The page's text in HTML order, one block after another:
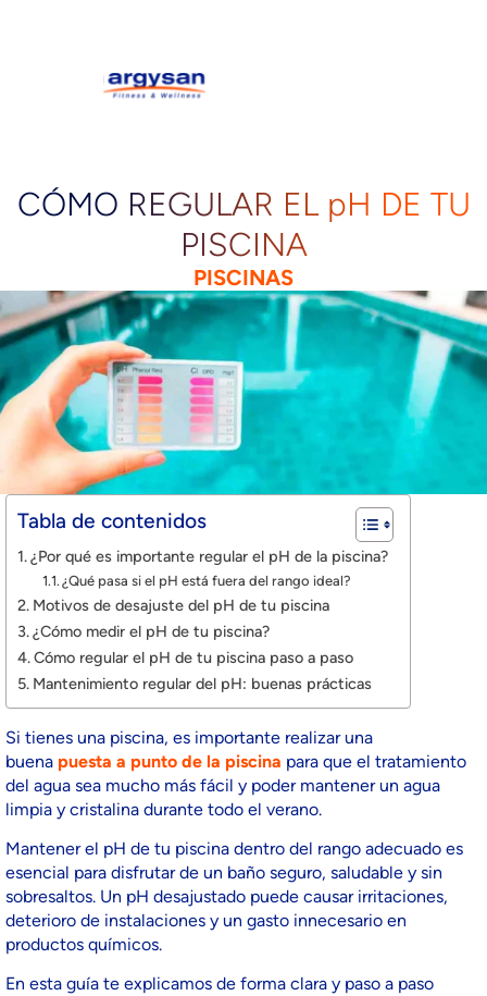
CÓMO REGULAR EL pH DE TU
PISCINA
PISCINAS
Tabla de contenidos
¿Por qué es importante regular el pH de la piscina?
¿Qué pasa si el pH está fuera del rango ideal?
Motivos de desajuste del pH de tu piscina
¿Cómo medir el pH de tu piscina?
Cómo regular el pH de tu piscina paso a paso
Mantenimiento regular del pH: buenas prácticas
Si tienes una piscina, es importante realizar una
buena puesta a punto de la piscina para que el tratamiento
del agua sea mucho más fácil y poder mantener un agua
limpia y cristalina durante todo el verano.
Mantener el pH de tu piscina dentro del rango adecuado es
esencial para disfrutar de un baño seguro, saludable y sin
sobresaltos. Un pH desajustado puede causar irritaciones,
deterioro de instalaciones y un gasto innecesario en
productos químicos.
En esta guía te explicamos de forma clara y paso a paso